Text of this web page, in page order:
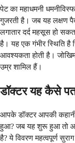
पेट का महाधमनी
गुजरती है। जब यह लक्षण
लगातार दर्द महसूस हो
है। यह एक गंभीर स्थिति है
आवश्यकता होती है।
उम्र शामिल हैं।
डॉक्टर यह कैसे
आपके डॉक्टर आपकी
हुआ? जब यह शुरू हुआ तो आप
है? ये विवरण महत्वपूर्ण